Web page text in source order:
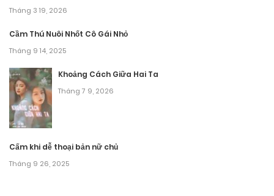
Tháng 3 19, 2026
Cầm Thú Nuôi Nhốt Cô Gái Nhỏ
Tháng 9 14, 2025
Khoảng Cách Giữa Hai Ta
Tháng 7 9, 2026
Cấm khi dễ thoại bản nữ chủ
Tháng 9 26, 2025